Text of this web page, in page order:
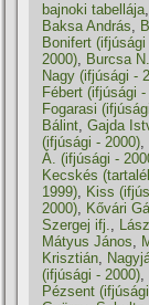
bajnoki tabellája
Baksa András,
Bonifert (ifjúsági
2000), Burcsa
Nagy (ifjúsági -
Fébert (ifjúsági -
Fogarasi
Bálint,Gajda
(ifjúsági - 2000),
Á. (ifjúsági -
Kecskés
1999), Kiss
2000), Kővári
Szergej ifj.,
Mátyus János,
Krisztián,
(ifjúsági - 2000),
Pézsent